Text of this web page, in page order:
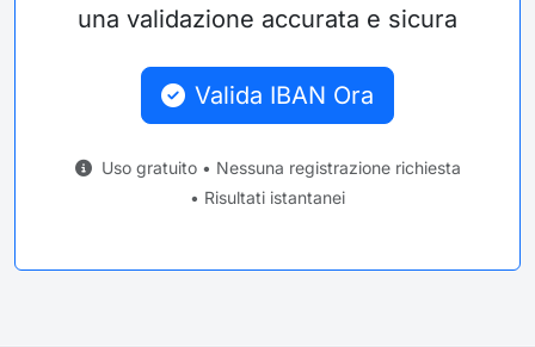
una validazione accurata e sicura
Valida IBAN Ora
Uso gratuito • Nessuna registrazione richiesta
• Risultati istantanei